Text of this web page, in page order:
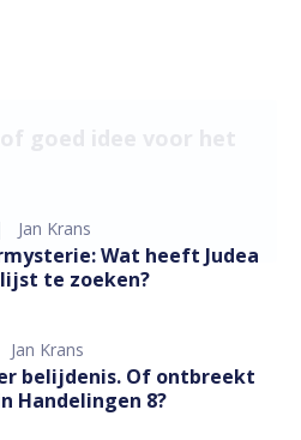
Jan Krans
Wat heeft Judea
te zoeken?
Jan Krans
belijdenis. Of ontbreekt
Handelingen 8?